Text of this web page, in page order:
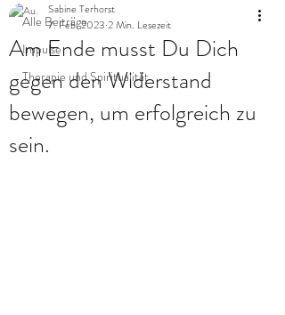
Alle Beiträge
Impulse
Therapie und Spiritualität
Am Ende musst Du Dich
gegen den Widerstand
bewegen, um erfolgreich zu
sein.
Sabine Terhorst
7. Feb. 2023 2 Min. Lesezeit